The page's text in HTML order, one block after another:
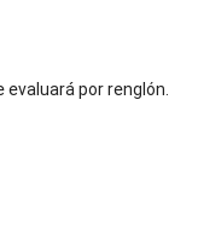
por renglón.